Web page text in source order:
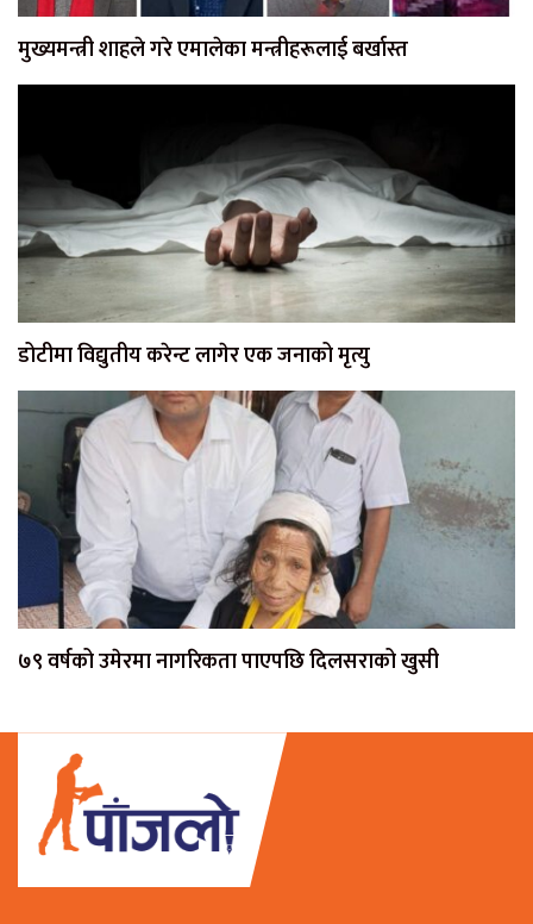
मुख्यमन्त्री शाहले गरे एमालेका मन्त्रीहरूलाई बर्खास्त
डोटीमा विद्युतीय करेन्ट लागेर एक जनाको मृत्यु
७९ वर्षको उमेरमा नागरिकता पाएपछि दिलसराको खुसी